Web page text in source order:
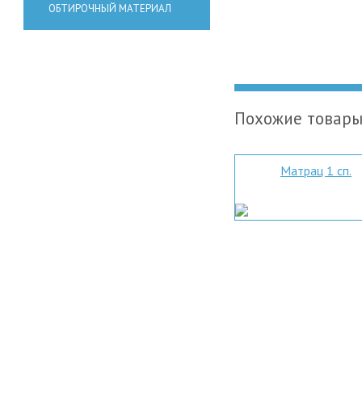
Похожие товары
Матрац 1 сп.
ОБТИРОЧНЫЙ МАТЕРИАЛ